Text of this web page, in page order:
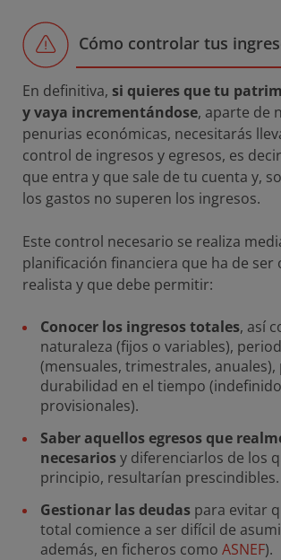
Cómo controlar tus
En definitiva, si quieres que tu
y vaya incrementándose, aparte de
penurias económicas, necesitarás
control de ingresos y egresos, es
que entra y que sale de tu cuenta y,
los gastos no superen los ingresos.
Este control necesario se realiza
planificación financiera que ha de ser
realista y que debe permitir:
Conocer los ingresos totales, así
naturaleza (fijos o variables),
(mensuales, trimestrales,
durabilidad en el tiempo
provisionales).
Saber aquellos egresos que
necesariosy diferenciarlos de los
principio, resultarían prescindibles.
Gestionar las deudas para evitar
total comience a ser difícil de
además, en ficheros como ASNEF).